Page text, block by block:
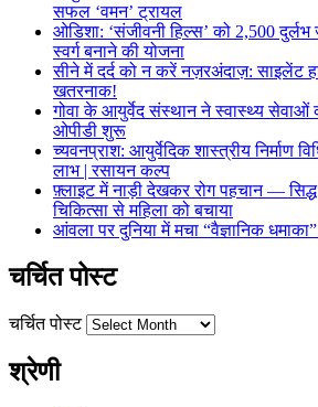
सफल ‘वमन’ ट्रायल
ओडिशा: ‘संजीवनी हिल्स’ को 2,500 दुर्लभ
स्वर्ग बनाने की योजना
सीने में दर्द को न करें नज़रअंदाज़: साइलेंट
खतरनाक!
गोवा के आयुर्वेद संस्थान ने स्वास्थ्य सेवाओं
ओपीडी शुरू
च्यवनप्राश: आयुर्वेदिक शास्त्रीय निर्माण
लाभ | रसायन कल्प
फ़्लाइट में नाड़ी देखकर रोग पहचान — सिद्ध
चिकित्सा से महिला को बचाया
आंवला पर दुनिया में मचा “वैज्ञानिक
चर्चित पोस्ट
चर्चित पोस्ट
श्रेणी